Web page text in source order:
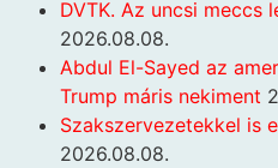
DVTK. Az uncsi meccs
2026.08.08.
Abdul El-Sayed az
Trump máris nekiment
Szakszervezetekkel is
2026.08.08.